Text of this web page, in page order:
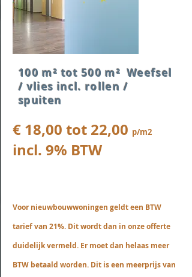
100 m² tot 500 m² Weefsel
/ vlies incl. rollen /
spuiten
€ 18,00 tot 22,00 p/m2
incl. 9% BTW
Voor nieuwbouwwoningen geldt een BTW
tarief van 21%. Dit wordt dan in onze offerte
duidelijk vermeld. Er moet dan helaas meer
BTW betaald worden. Dit is een meerprijs van